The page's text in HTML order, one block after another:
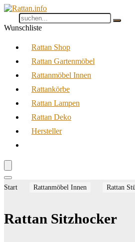
Wunschliste
Rattan Shop
Rattan Gartenmöbel
Rattanmöbel Innen
Rattankörbe
Rattan Lampen
Rattan Deko
Hersteller
Start Rattanmöbel Innen Rattan
Rattan Sitzhocker